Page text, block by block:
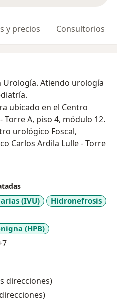
y precios Consultorios
Urología. Atiendo urología
ubicado en el Centro
Torre A, piso 4, módulo 12.
urológico Foscal,
Carlos Ardila Lulle - Torre
puedes comunicarte
(IVU)
Hidronefrosis
(HPB)
a11y_sr_more_diseases
direcciones)